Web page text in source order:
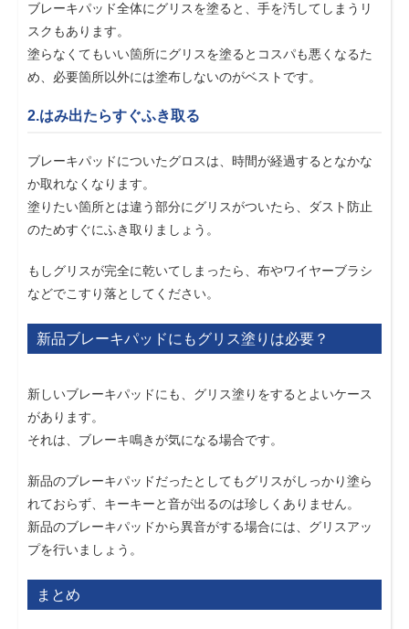
ブレーキパッド全体にグリスを塗ると、手を汚してしまうリ
スクもあります。
塗らなくてもいい箇所にグリスを塗るとコスパも悪くなるた
め、必要箇所以外には塗布しないのがベストです。
2.はみ出たらすぐふき取る
ブレーキパッドについたグロスは、時間が経過するとなかな
か取れなくなります。
塗りたい箇所とは違う部分にグリスがついたら、ダスト防止
のためすぐにふき取りましょう。
もしグリスが完全に乾いてしまったら、布やワイヤーブラシ
などでこすり落としてください。
新品ブレーキパッドにもグリス塗りは必要？
新しいブレーキパッドにも、グリス塗りをするとよいケース
があります。
それは、ブレーキ鳴きが気になる場合です。
新品のブレーキパッドだったとしてもグリスがしっかり塗ら
れておらず、キーキーと音が出るのは珍しくありません。
新品のブレーキパッドから異音がする場合には、グリスアッ
プを行いましょう。
まとめ